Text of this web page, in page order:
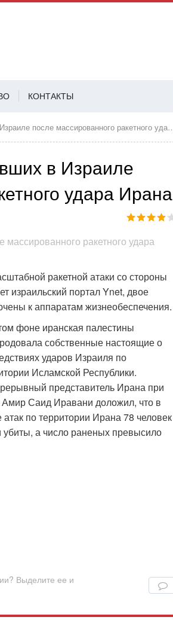
КОНТАКТЫ
после массированного ракетного удара Ирана
в Израиле
удара Ирана
ракетной атаки со стороны
израильский портал Ynet, двое
к аппаратам жизнеобеспечения.
фоне иранская палестины
собственные настоящие о
ударов Израиля по
Исламской Республики.
представитель Ирана при
Саид Иравани доложил, что в
атак по территории Ирана 78 человек
убиты, а число раненых превысило